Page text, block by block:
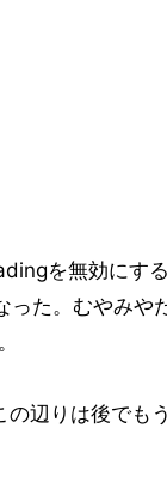
を無効にす
った。むやみや
の辺りは後でも